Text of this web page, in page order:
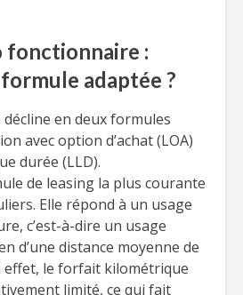
fonctionnaire :
adaptée ?
en deux formules
avec option d’achat (LOA)
durée (LLD).
de leasing la plus courante
Elle répond à un usage
c’est-à-dire un usage
d’une distance moyenne de
effet, le forfait kilométrique
limité, ce qui fait